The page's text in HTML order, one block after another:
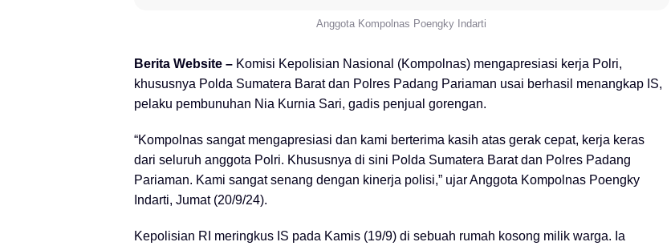
Anggota Kompolnas Poengky Indarti
Berita Website – Komisi Kepolisian Nasional (Kompolnas) mengapresiasi kerja Polri,
khususnya Polda Sumatera Barat dan Polres Padang Pariaman usai berhasil menangkap IS,
pelaku pembunuhan Nia Kurnia Sari, gadis penjual gorengan.
“Kompolnas sangat mengapresiasi dan kami berterima kasih atas gerak cepat, kerja keras
dari seluruh anggota Polri. Khususnya di sini Polda Sumatera Barat dan Polres Padang
Pariaman. Kami sangat senang dengan kinerja polisi,” ujar Anggota Kompolnas Poengky
Indarti, Jumat (20/9/24).
Kepolisian RI meringkus IS pada Kamis (19/9) di sebuah rumah kosong milik warga. Ia